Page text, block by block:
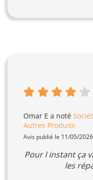
Omar E a noté
Autres Produits
Avis publié le 11/05/
Pour l instant ça
les